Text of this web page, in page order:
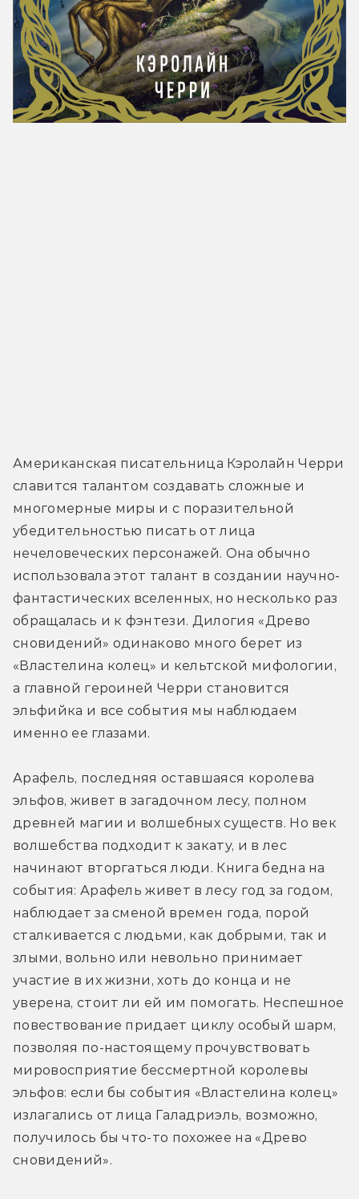
Американская писательница Кэролайн Черри
славится талантом создавать сложные и
многомерные миры и с поразительной
убедительностью писать от лица
нечеловеческих персонажей. Она обычно
использовала этот талант в создании научно-
фантастических вселенных, но несколько раз
обращалась и к фэнтези. Дилогия «Древо
сновидений» одинаково много берет из
«Властелина колец» и кельтской мифологии,
а главной героиней Черри становится
эльфийка и все события мы наблюдаем
именно ее глазами.
Арафель, последняя оставшаяся королева
эльфов, живет в загадочном лесу, полном
древней магии и волшебных существ. Но век
волшебства подходит к закату, и в лес
начинают вторгаться люди. Книга бедна на
события: Арафель живет в лесу год за годом,
наблюдает за сменой времен года, порой
сталкивается с людьми, как добрыми, так и
злыми, вольно или невольно принимает
участие в их жизни, хоть до конца и не
уверена, стоит ли ей им помогать. Неспешное
повествование придает циклу особый шарм,
позволяя по-настоящему прочувствовать
мировосприятие бессмертной королевы
эльфов: если бы события «Властелина колец»
излагались от лица Галадриэль, возможно,
получилось бы что-то похожее на «Древо
сновидений».